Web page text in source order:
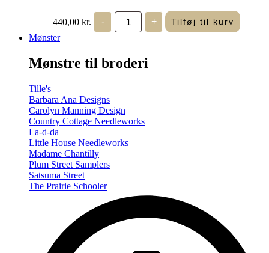
440,00 kr. -
Life
Seasons
(Volume
+ Tilføj til kurv
Mønster
Mønstre til broderi
Tille's
Barbara Ana Designs
Carolyn Manning Design
Country Cottage Needleworks
La-d-da
Little House Needleworks
Madame Chantilly
Plum Street Samplers
Satsuma Street
The Prairie Schooler